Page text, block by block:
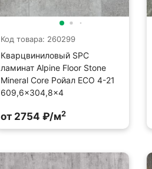
Код товара: 260299
Кварцвиниловый SPC
ламинат Alpine Floor Stone
Mineral Core Ройал ECO 4-21
609,6×304,8×4
от 2754 ₽/м2